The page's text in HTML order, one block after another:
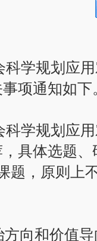
科学规划应
项通知如下
科学规划应
具体选题
题，原则上
方向和价值